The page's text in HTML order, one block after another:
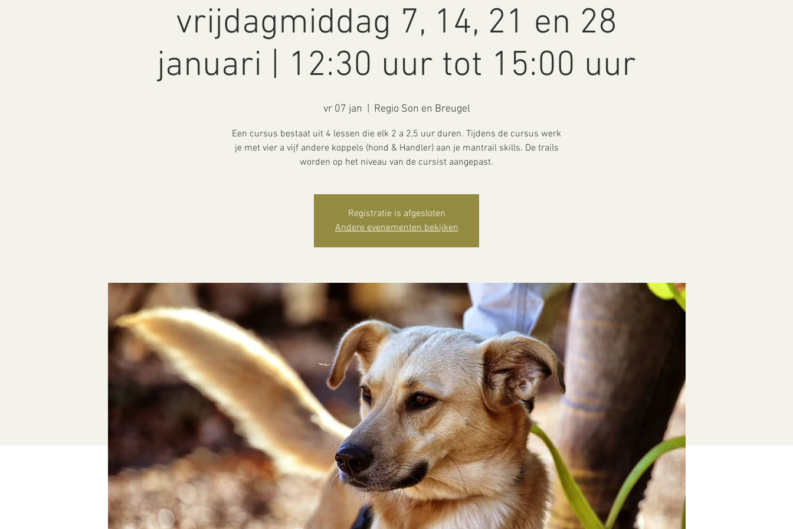
vrijdagmiddag 7, 14, 21 en 28
januari | 12:30 uur tot 15:00 uur
vr 07 jan Regio Son en Breugel
Een cursus bestaat uit 4 lessen die elk 2 a 2,5 uur duren. Tijdens de cursus werk
je met vier a vijf andere koppels (hond & Handler) aan je mantrail skills. De trails
worden op het niveau van de cursist aangepast.
Registratie is afgesloten
Andere evenementen bekijken